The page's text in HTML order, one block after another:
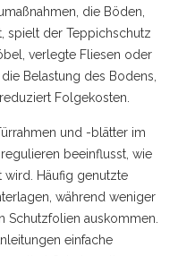
die Böden,
spielt der Teppichschutz
verlegte Fliesen oder
Belastung des Bodens,
Folgekosten.
und -blätter im
beeinflusst, wie
wird. Häufig genutzte
während weniger
Schutzfolien auskommen.
einfache